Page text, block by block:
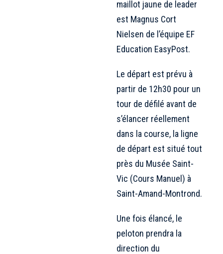
maillot jaune de leader
est Magnus Cort
Nielsen de l’équipe EF
Education EasyPost.
Le départ est prévu à
partir de 12h30 pour un
tour de défilé avant de
s’élancer réellement
dans la course, la ligne
de départ est situé tout
près du Musée Saint-
Vic (Cours Manuel) à
Saint-Amand-Montrond.
Une fois élancé, le
peloton prendra la
direction du